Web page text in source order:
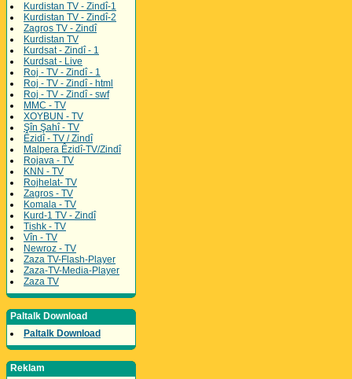
Kurdistan TV - Zindî-1
Kurdistan TV - Zindî-2
Zagros TV - Zindî
Kurdistan TV
Kurdsat - Zindî - 1
Kurdsat - Live
Roj - TV - Zindî - 1
Roj - TV - Zindî - html
Roj - TV - Zindî - swf
MMC - TV
XOYBUN - TV
Şîn Şahî - TV
Êzidî - TV / Zindî
Malpera Êzidî-TV/Zindî
Rojava - TV
KNN - TV
Rojhelat- TV
Zagros - TV
Komala - TV
Kurd-1 TV - Zindî
Tishk - TV
Vîn - TV
Newroz - TV
Zaza TV-Flash-Player
Zaza-TV-Media-Player
Zaza TV
Paltalk Download
Paltalk Download
Reklam